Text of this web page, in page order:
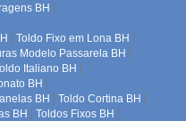
BH
Toldo Fixo em Lona BH
Modelo Passarela BH
Italiano BH
BH
BH
Toldo Cortina BH
BH
Toldos Fixos BH